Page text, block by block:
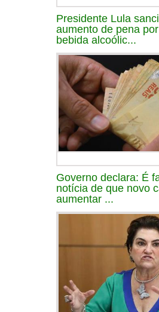
Presidente Lula
aumento de pena
bebida alcoólic...
Governo declara: É
notícia de que novo
aumentar ...